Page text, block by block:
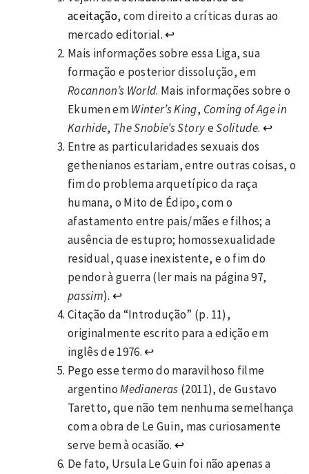
aceitação, com direito a críticas duras ao
mercado editorial.↩
Mais informações sobre essa Liga, sua
formação e posterior dissolução, em
Rocannon’s World. Mais informações sobre o
Ekumen emWinter’s King, Coming of Age in
Karhide, The Snobie’s StoryeSolitude. ↩
Entre as particularidades sexuais dos
gethenianos estariam, entre outras coisas, o
fim do problema arquetípico da raça
humana, o Mito de Édipo, com o
afastamento entre pais/mães e filhos; a
ausência de estupro; homossexualidade
residual, quase inexistente, e o fim do
pendor à guerra (ler mais na página 97,
passim).↩
Citação da “Introdução” (p. 11),
originalmente escrito para a edição em
inglês de 1976.↩
Pego esse termo do maravilhoso filme
argentinoMedianeras (2011), de Gustavo
Taretto, que não tem nenhuma semelhança
com a obra de Le Guin, mas curiosamente
serve bem à ocasião.↩
De fato, Ursula Le Guin foi não apenas a